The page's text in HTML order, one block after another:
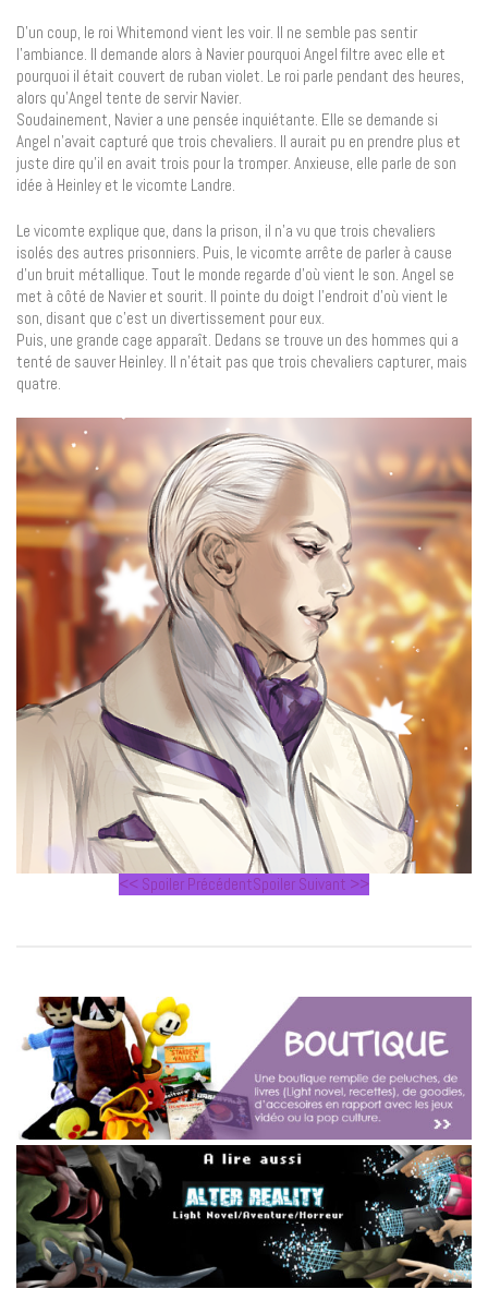
D’un coup, le roi Whitemond vient les voir. Il ne semble pas sentir
l’ambiance. Il demande alors à Navier pourquoi Angel filtre avec elle et
pourquoi il était couvert de ruban violet. Le roi parle pendant des heures,
alors qu’Angel tente de servir Navier.
Soudainement, Navier a une pensée inquiétante. Elle se demande si
Angel n’avait capturé que trois chevaliers. Il aurait pu en prendre plus et
juste dire qu’il en avait trois pour la tromper. Anxieuse, elle parle de son
idée à Heinley et le vicomte Landre.
Le vicomte explique que, dans la prison, il n’a vu que trois chevaliers
isolés des autres prisonniers. Puis, le vicomte arrête de parler à cause
d’un bruit métallique. Tout le monde regarde d’où vient le son. Angel se
met à côté de Navier et sourit. Il pointe du doigt l’endroit d’où vient le
son, disant que c’est un divertissement pour eux.
Puis, une grande cage apparaît. Dedans se trouve un des hommes qui a
tenté de sauver Heinley. Il n’était pas que trois chevaliers capturer, mais
quatre.
<< Spoiler PrécédentSpoiler Suivant >>